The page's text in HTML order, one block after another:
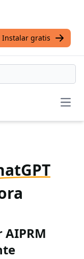
Instalar gratis
AIPRM